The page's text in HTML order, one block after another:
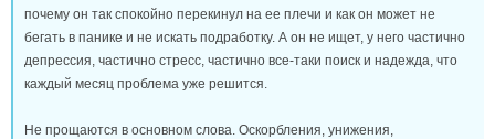
почему он так спокойно перекинул на ее плечи и как он может не
бегать в панике и не искать подработку. А он не ищет, у него частично
депрессия, частично стресс, частично все-таки поиск и надежда, что
каждый месяц проблема уже решится.
Не прощаются в основном слова. Оскорбления, унижения,